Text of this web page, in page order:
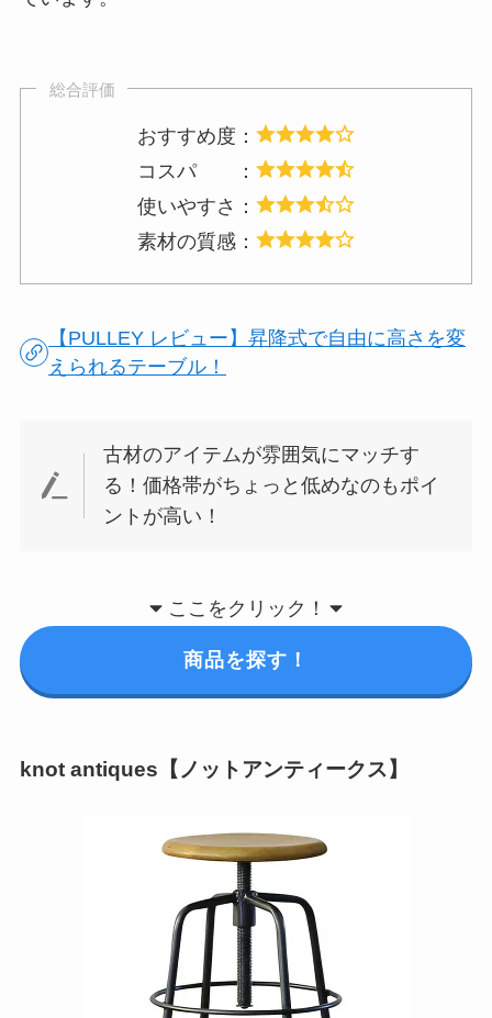
総合評価
おすすめ度：
コスパ ：
使いやすさ：
素材の質感：
【PULLEY レビュー】昇降式で自由に高さを変
えられるテーブル！
古材のアイテムが雰囲気にマッチす
る！価格帯がちょっと低めなのもポイ
ントが高い！
ここをクリック！
商品を探す！
knot antiques【ノットアンティークス】